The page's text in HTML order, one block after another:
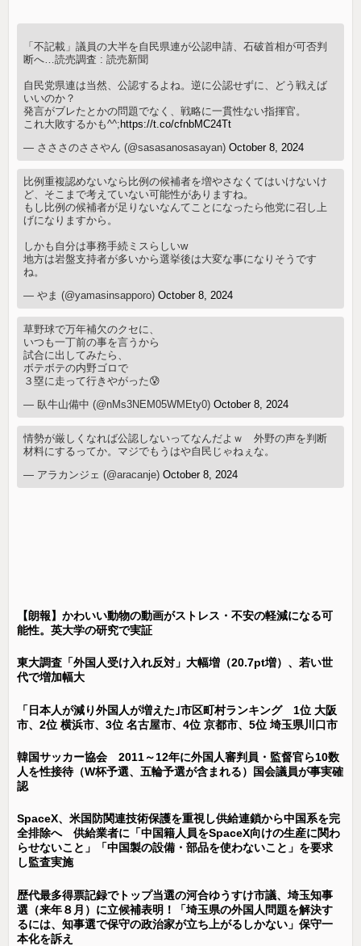
「不記載」議員の大半を自民県連が公認申請、石破首相が可否判
断へ…読売調査 : 読売新聞
自民党県連は当然、公認するよね。逆に公認せずに、どう戦えば
いいのか？
発言がブレたとかの問題でなく、戦略に一貫性ない指揮官。
これ大敗するかも^^;https://t.co/cfnbMC24Tt
— さささのささやん (@sasasanosasayan)October 8, 2024
比例重複認めないなら比例の候補者を増やさなくてはいけないけ
ど、そこまで考えていない可能性がありますね。
もし比例の候補者が足りないなんてことになったら他党に召し上
げになりますから。
しかも自分は事務手続ミスらしいw
地方は岩盤支持者が多いから選挙後は大変な事になりそうです
ね。
— やま (@yamasinsapporo)October 8, 2024
草野球で万年補欠のクセに、
いつも一丁前の事を言うから
試合に出してみたら、
ボテボテの内野ゴロで
３塁に走って行きやがった😰
— 臥牛山備中 (@nMs3NEM05WMEty0)October 8, 2024
情勢が厳しくなれば公認しないってなんだよｗ 外野の声を判断
材料にするってか。マジでもうはや自民じゃねぇな。
— アラカンジェ (@aracanje)October 8, 2024
【朗報】かわいい動物の動画がストレス・不安の軽減になる可
能性。英大学の研究で実証
東大調査「外国人受け入れ反対」大幅増（20.7pt増）、若い世
代で増加幅大
「日本人が減り外国人が増えた｣市区町村ランキング 1位 大阪
市、2位 横浜市、3位 名古屋市、4位 京都市、5位 埼玉県川口市
韓国サッカー協会 2011～12年に外国人審判員・監督官ら10数
人を性接待（W杯予選、五輪予選が含まれる）国会議員が事実確
認
SpaceX、米国防関連技術保護を重視し供給連鎖から中国系を完
全排除へ 供給業者に「中国籍人員をSpaceX向けの生産に関わ
らせないこと」「中国製の設備・部品を使わないこと」を要求
し監査実施
歴代最多得票記録でトップ当選の河合ゆうすけ市議、埼玉知事
選（来年８月）に立候補表明！「埼玉県の外国人問題を解決す
るには、知事選で保守の政治家が立ち上がるしかない」保守一
本化を訴え